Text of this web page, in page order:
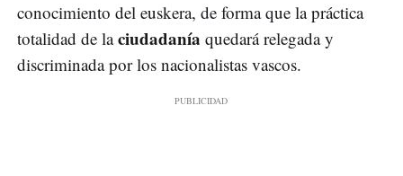
conocimiento del euskera, de forma que la práctica
totalidad de laciudadanía quedará relegada y
discriminada por los nacionalistas vascos.